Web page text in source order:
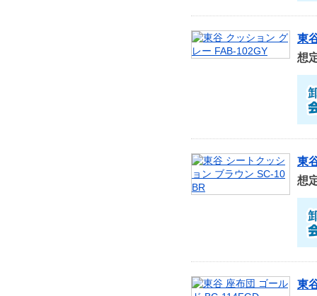
東
想
東
想
東